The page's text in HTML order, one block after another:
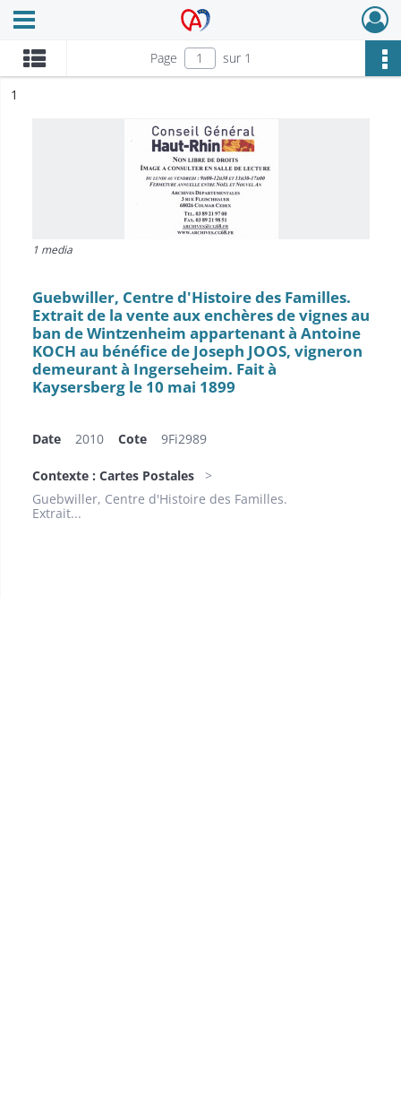
Archives Alsace - Colmar
Ouvrir le menu déroulant
Page sur 1
n°
1
1 media
Guebwiller, Centre d'Histoire des Familles.
Extrait de la vente aux enchères de vignes au
ban de Wintzenheim appartenant à Antoine
KOCH au bénéfice de Joseph JOOS, vigneron
demeurant à Ingerseheim. Fait à
Kaysersberg le 10 mai 1899
Date 2010 Cote 9Fi2989
Contexte : Cartes Postales
Guebwiller, Centre d'Histoire des Familles.
Extrait...